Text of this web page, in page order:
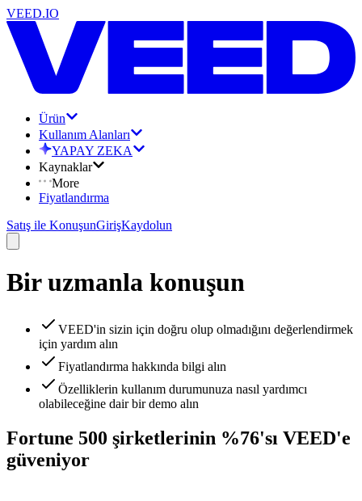
VEED.IO
Ürün
Kullanım Alanları
YAPAY ZEKA
Kaynaklar
More
Fiyatlandırma
Satış ile KonuşunGirişKaydolun
Bir uzmanla konuşun
VEED'in sizin için doğru olup olmadığını değerlendirmek
için yardım alın
Fiyatlandırma hakkında bilgi alın
Özelliklerin kullanım durumunuza nasıl yardımcı
olabileceğine dair bir demo alın
Fortune 500 şirketlerinin %76'sı VEED'e
güveniyor